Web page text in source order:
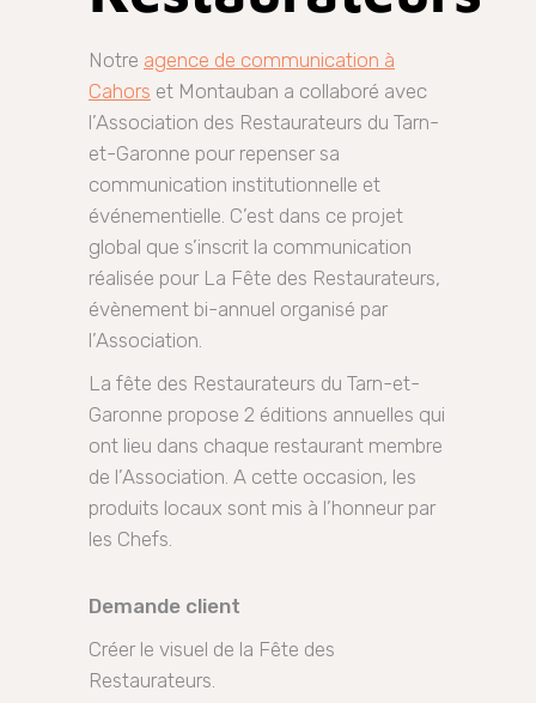
Notre agence de communication à
Cahors et Montauban a collaboré avec
l’Association des Restaurateurs du Tarn-
et-Garonne pour repenser sa
communication institutionnelle et
événementielle. C’est dans ce projet
global que s’inscrit la communication
réalisée pour La Fête des Restaurateurs,
évènement bi-annuel organisé par
l’Association.
La fête des Restaurateurs du Tarn-et-
Garonne propose 2 éditions annuelles qui
ont lieu dans chaque restaurant membre
de l’Association. A cette occasion, les
produits locaux sont mis à l’honneur par
les Chefs.
Demande client
Créer le visuel de la Fête des
Restaurateurs.